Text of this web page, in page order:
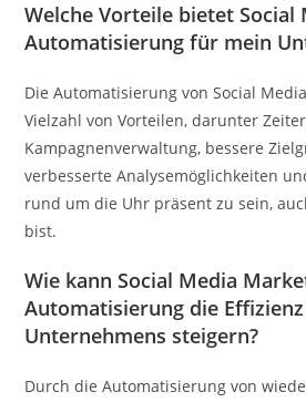
Welche Vorteile bietet
Automatisierung für mein
Die Automatisierung von Social
Vielzahl von Vorteilen, darunter
Kampagnenverwaltung, bessere
verbesserte Analysemöglichkeiten
rund um die Uhr präsent zu sein,
bist.
Wie kann Social Media
Automatisierung die
Unternehmens steigern?
Durch die Automatisierung von